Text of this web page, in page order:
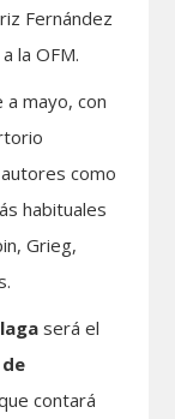
Fernández
la OFM.
mayo, con
como
habituales
Grieg,
será el
contará